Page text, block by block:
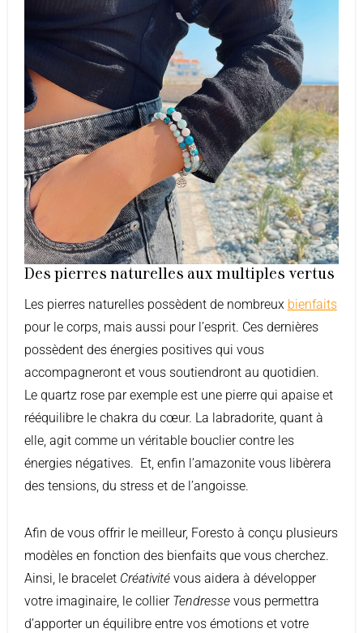
Des pierres naturelles aux multiples vertus
Les pierres naturelles possèdent de nombreux bienfaits
pour le corps, mais aussi pour l’esprit. Ces dernières
possèdent des énergies positives qui vous
accompagneront et vous soutiendront au quotidien.
Le quartz rose par exemple est une pierre qui apaise et
rééquilibre le chakra du cœur. La labradorite, quant à
elle, agit comme un véritable bouclier contre les
énergies négatives. Et, enfin l’amazonite vous libèrera
des tensions, du stress et de l’angoisse.
Afin de vous offrir le meilleur, Foresto à conçu plusieurs
modèles en fonction des bienfaits que vous cherchez.
Ainsi, le bracelet Créativité vous aidera à développer
votre imaginaire, le collier Tendresse vous permettra
d’apporter un équilibre entre vos émotions et votre